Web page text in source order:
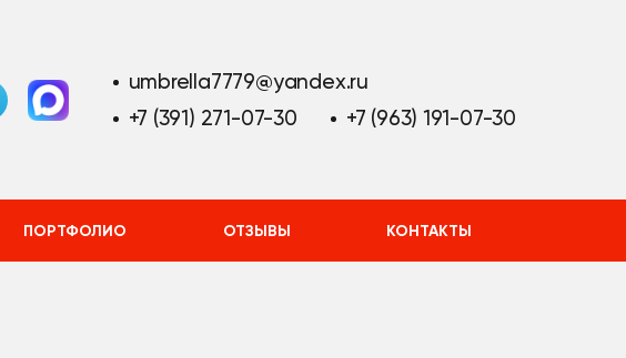
umbrella7779@yandex.ru
+7 (391) 271-07-30
+7 (963) 191-07-30
ПОРТФОЛИО ОТЗЫВЫ КОНТАКТЫ